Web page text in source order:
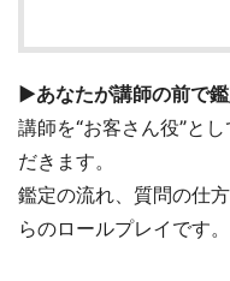
▶あなたが講師の前で鑑
講師を“お客さん役”と
だきます。
鑑定の流れ、質問の仕
らのロールプレイです。